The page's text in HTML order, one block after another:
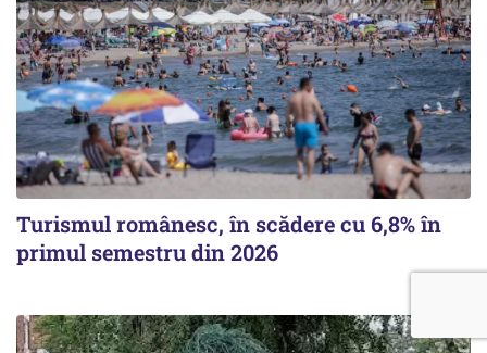
Turismul românesc, în scădere cu 6,8% în
primul semestru din 2026